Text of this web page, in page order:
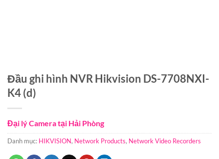
Đầu ghi hình NVR Hikvision DS-7708NXI-
K4 (d)
Đại lý Camera tại Hải Phòng
Danh mục: HIKVISION, Network Products, Network Video Recorders